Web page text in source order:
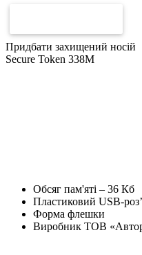
Придбати захищений носій
Secure Token 338M
Обсяг пам'яті – 36 Кб
Пластиковий USB-
Форма флешки
Виробник ТОВ